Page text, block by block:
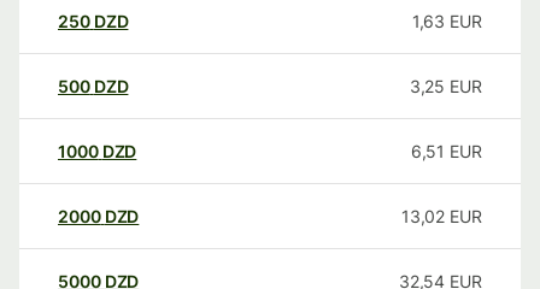
250 DZD 1,63 EUR
500 DZD 3,25 EUR
1000 DZD 6,51 EUR
2000 DZD 13,02 EUR
5000 DZD 32,54 EUR